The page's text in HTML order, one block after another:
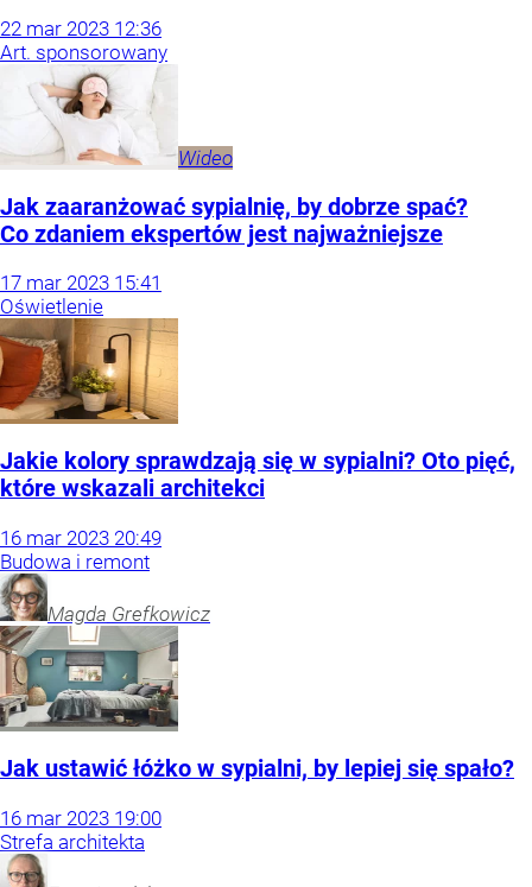
22 mar 2023 12:36
Art. sponsorowany
Wideo
Jak zaaranżować sypialnię, by dobrze spać?
Co zdaniem ekspertów jest najważniejsze
17 mar 2023 15:41
Oświetlenie
Jakie kolory sprawdzają się w sypialni? Oto pięć,
które wskazali architekci
16 mar 2023 20:49
Budowa i remont
Magda Grefkowicz
Jak ustawić łóżko w sypialni, by lepiej się spało?
16 mar 2023 19:00
Strefa architekta